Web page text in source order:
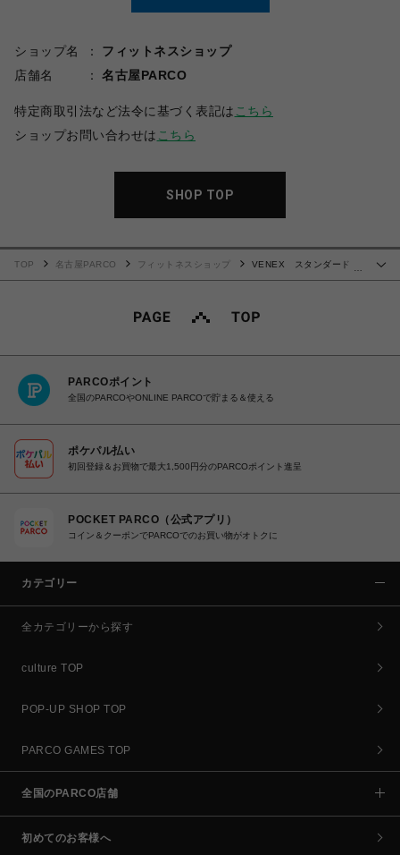
ショップ名
フィットネスショップ
店舗名
名古屋PARCO
特定商取引法など法令に基づく表記は こちら
ショップお問い合わせは こちら
SHOP TOP
TOP 名古屋PARCO フィットネスショップ
VENEX スタンダードド
PARCOポイント
全国のPARCOやONLINE PARCOで貯まる＆使える
ポケパル払い
初回登録＆お買物で最大1,500円分のPARCOポイント進呈
POCKET PARCO（公式アプリ）
コイン＆クーポンでPARCOでのお買い物がオトクに
カテゴリー
全カテゴリーから探す
culture TOP
POP-UP SHOP TOP
PARCO GAMES TOP
全国のPARCO店舗
初めてのお客様へ